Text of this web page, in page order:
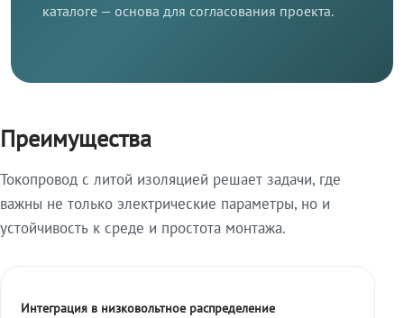
каталоге — основа для согласования проекта.
Преимущества
Токопровод с литой изоляцией решает задачи, где
важны не только электрические параметры, но и
устойчивость к среде и простота монтажа.
Интеграция в низковольтное распределение